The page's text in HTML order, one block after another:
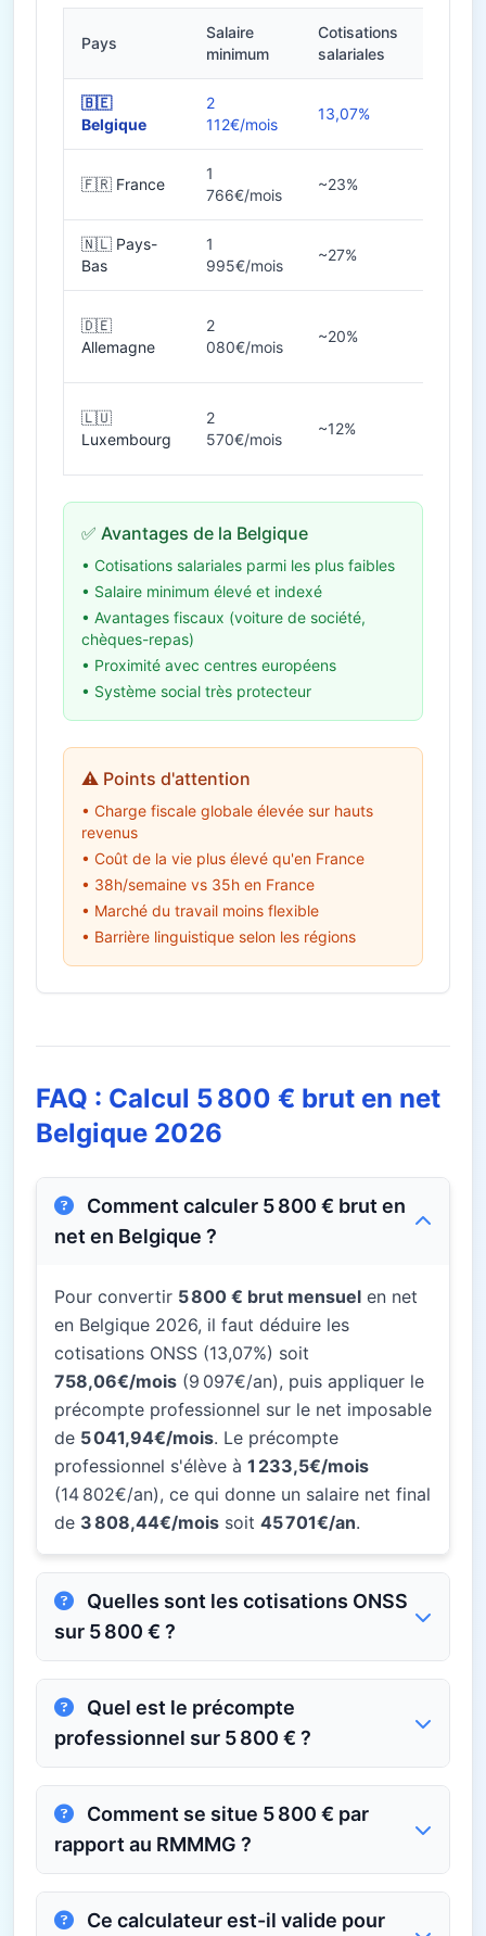
Pays
Salaire
minimum
Cotisations
salariales
🇧🇪
Belgique
2
112€/mois
13,07%
🇫🇷 France
1
766€/mois
~23%
🇳🇱 Pays-
Bas
1
995€/mois
~27%
🇩🇪
Allemagne
2
080€/mois
~20%
🇱🇺
Luxembourg
2
570€/mois
~12%
✅ Avantages de la Belgique
• Cotisations salariales parmi les plus faibles
• Salaire minimum élevé et indexé
• Avantages fiscaux (voiture de société,
chèques-repas)
• Proximité avec centres européens
• Système social très protecteur
⚠️ Points d'attention
• Charge fiscale globale élevée sur hauts
revenus
• Coût de la vie plus élevé qu'en France
• 38h/semaine vs 35h en France
• Marché du travail moins flexible
• Barrière linguistique selon les régions
FAQ : Calcul 5 800 € brut en net
Belgique 2026
net en Belgique ?
Pour convertir 5 800 € brut mensuel en net
en Belgique 2026, il faut déduire les
cotisations ONSS (13,07%) soit
758,06€/mois (9 097€/an), puis appliquer le
précompte professionnel sur le net imposable
de 5 041,94€/mois. Le précompte
professionnel s'élève à 1 233,5€/mois
(14 802€/an), ce qui donne un salaire net final
de 3 808,44€/mois soit 45 701€/an.
sur 5 800 € ?
professionnel sur 5 800 € ?
rapport au RMMMG ?